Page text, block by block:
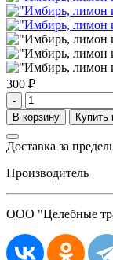
300 ₽
-
Доставка за
Производитель
ООО "Целебные